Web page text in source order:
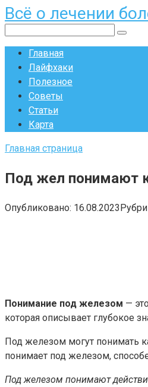
Перейти
к
контенту
Всё о лечении
Главная
Лайфхаки
Полезное
Советы
Статьи
Карта
Главная страница
Под жел понимают
Опубликовано: 16.08.2023
Понимание под железом —
которая описывает глубокое
Под железом могут понимать
понимает под железом,
Под железом понимают